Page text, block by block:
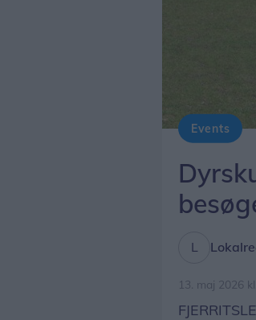
Events
13. maj 2026